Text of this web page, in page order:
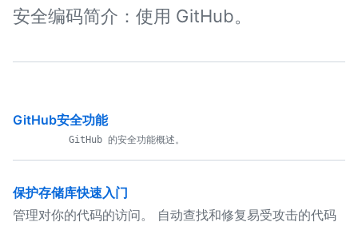
安全编码简介：使用 GitHub。
GitHub安全功能
保护存储库快速入门
管理对你的代码的访问。 自动查找和修复易受攻击的代码